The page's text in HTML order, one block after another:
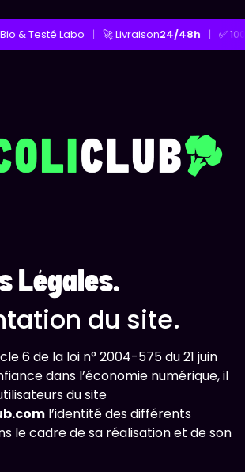
& Testé Labo | 🚀 Livraison24/48h | ✅ 100%
Légales.
du site.
6 de la loi n° 2004-575 du 21 juin
dans l’économie numérique, il
du site
l’identité des différents
le cadre de sa réalisation et de son